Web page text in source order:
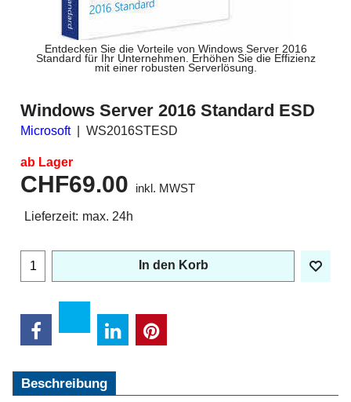
Entdecken Sie die Vorteile von Windows Server 2016
Standard für Ihr Unternehmen. Erhöhen Sie die Effizienz
mit einer robusten Serverlösung.
Windows Server 2016 Standard ESD
Microsoft WS2016STESD
ab Lager
CHF69.00 inkl. MWST
Lieferzeit: max. 24h
In den Korb
Beschreibung